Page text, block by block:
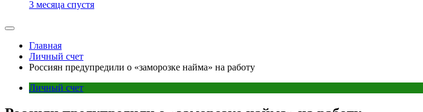
3 месяца спустя
Главная
Личный счет
Россиян предупредили о «заморозке найма» на работу
Личный счет